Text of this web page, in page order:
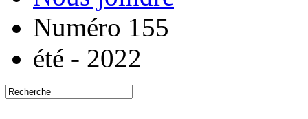
Numéro 155
été - 2022